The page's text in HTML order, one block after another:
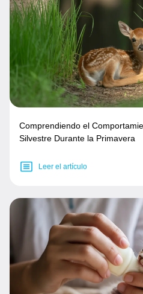
Comprendiendo el
Silvestre Durante la Primavera
Leer el artículo